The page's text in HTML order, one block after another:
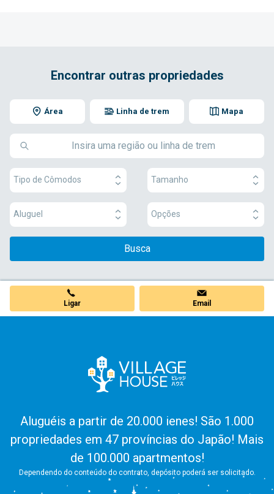
Encontrar outras propriedades
Área Mapa
Linha de trem
Tipo de Cômodos Tamanho
Aluguel Opções
Busca
Ligar Email
Aluguéis a partir de 20.000 ienes! São 1.000
propriedades em 47 províncias do Japão! Mais
de 100.000 apartmentos!
Dependendo do conteúdo do contrato, depósito poderá ser solicitado.